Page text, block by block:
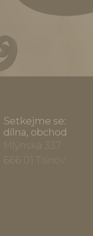
Setkejme se:
dílna, obchod
Mlýnská 337
666 01 Tišnov